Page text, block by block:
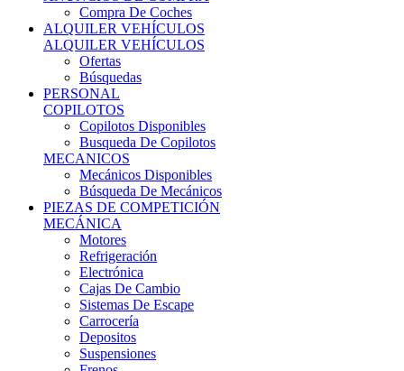
ALQUILER VEHÍCULOS
ALQUILER VEHÍCULOS
Ofertas
Búsquedas
PERSONAL
COPILOTOS
Copilotos Disponibles
Busqueda De Copilotos
MECANICOS
Mecánicos Disponibles
Búsqueda De Mecánicos
PIEZAS DE COMPETICIÓN
MECÁNICA
Motores
Refrigeración
Electrónica
Cajas De Cambio
Sistemas De Escape
Carrocería
Depositos
Suspensiones
Frenos
Iluminación